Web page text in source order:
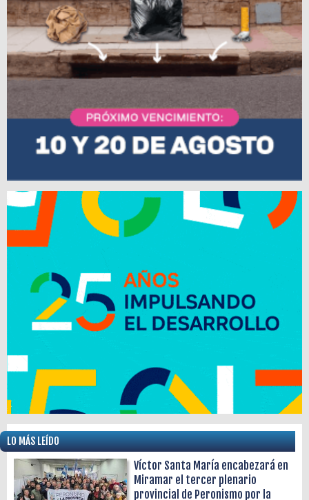
LO MÁS LEÍDO
Víctor Santa María encabezará en
Miramar el tercer plenario
provincial de Peronismo por la